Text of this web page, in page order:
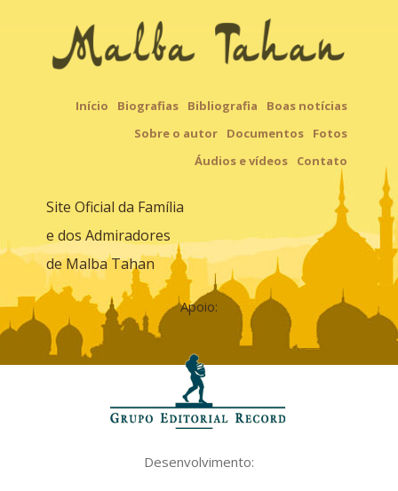
Início Biografias Bibliografia
Boas notícias
Sobre o autor
Documentos
Fotos
Áudios e vídeos
Contato
Site Oficial da Família
e dos Admiradores
de Malba Tahan
Apoio:
Desenvolvimento: